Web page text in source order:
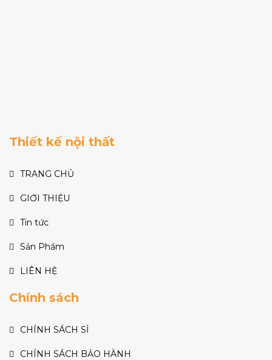
Thiết kế nội thất
TRANG CHỦ
GIỚI THIỆU
Tin tức
Sản Phẩm
LIÊN HỆ
Chính sách
CHÍNH SÁCH SỈ
CHÍNH SÁCH BẢO HÀNH